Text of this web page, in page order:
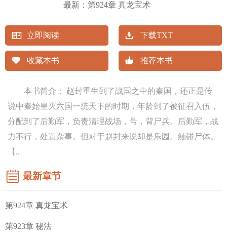
最新： 第924章 真龙宝术
立即阅读 下载TXT
收藏本书 推荐本书
本书简介： 赵封重生到了战国之中的秦国，还正是传
说中秦始皇灭六国一统天下的时期，年龄到了被征召入伍，
分配到了后勤军，负责清理战场，号，背尸兵。后勤军，战
力不行，处置杂事。但对于赵封来说却是乐园。触碰尸体。
【..
最新章节
第924章 真龙宝术
第923章 秘法